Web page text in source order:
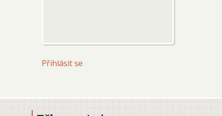
User
Přihlásit se